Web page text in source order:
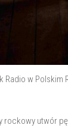
Radio w Polskim
rockowy utwór